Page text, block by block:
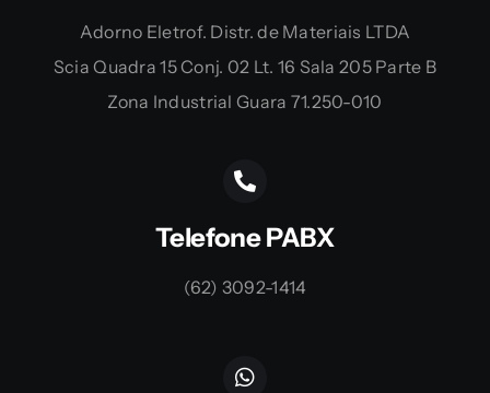
Adorno Eletrof. Distr. de Materiais LTDA
Scia Quadra 15 Conj. 02 Lt. 16 Sala 205 Parte B
Zona Industrial Guara 71.250-010
Telefone PABX
(62) 3092-1414